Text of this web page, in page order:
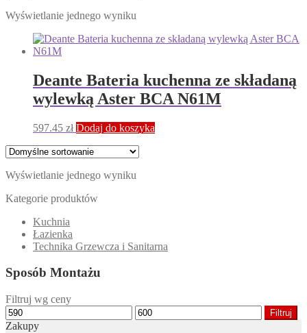
Wyświetlanie jednego wyniku
Deante Bateria kuchenna ze składaną
wylewką Aster BCA N61M
597.45 zł Dodaj do koszyka
Wyświetlanie jednego wyniku
Kategorie produktów
Kuchnia
Łazienka
Technika Grzewcza i Sanitarna
Sposób Montażu
Filtruj wg ceny
Cena
min
Cena
max
Filtruj
Zakupy